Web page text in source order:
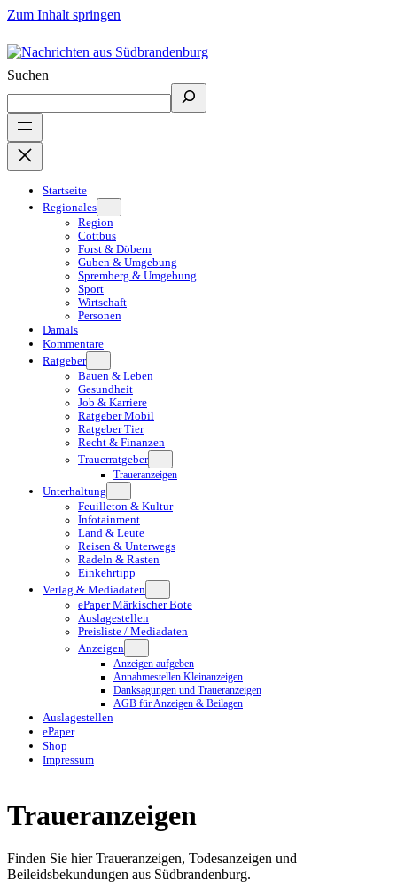
Zum Inhalt springen
Suchen
Startseite
Regionales
Region
Cottbus
Forst & Döbern
Guben & Umgebung
Spremberg & Umgebung
Sport
Wirtschaft
Personen
Damals
Kommentare
Ratgeber
Bauen & Leben
Gesundheit
Job & Karriere
Ratgeber Mobil
Ratgeber Tier
Recht & Finanzen
Trauerratgeber
Traueranzeigen
Unterhaltung
Feuilleton & Kultur
Infotainment
Land & Leute
Reisen & Unterwegs
Radeln & Rasten
Einkehrtipp
Verlag & Mediadaten
ePaper Märkischer Bote
Auslagestellen
Preisliste / Mediadaten
Anzeigen
Anzeigen aufgeben
Annahmestellen Kleinanzeigen
Danksagungen und Traueranzeigen
AGB für Anzeigen & Beilagen
Auslagestellen
ePaper
Shop
Impressum
Traueranzeigen
Finden Sie hier Traueranzeigen, Todesanzeigen und
Beileidsbekundungen aus Südbrandenburg.